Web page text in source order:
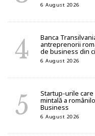
6 August 2026
Banca
antreprenorii
de business din
6 August 2026
Startup-urile
mintală a
Business
6 August 2026